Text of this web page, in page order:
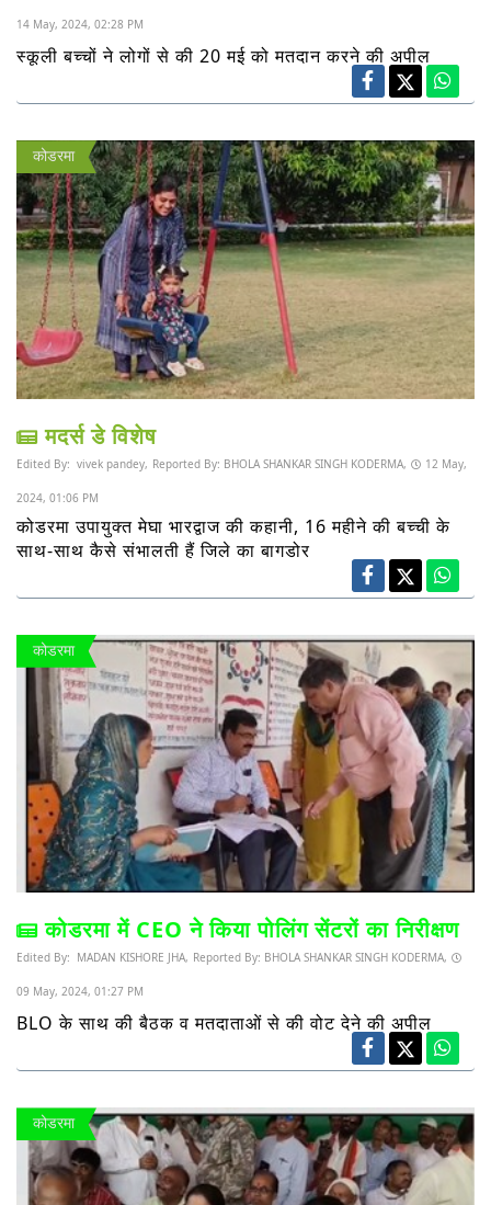
14 May, 2024, 02:28 PM
स्कूली बच्चों ने लोगों से की 20 मई को मतदान करने की अपील
कोडरमा
मदर्स डे विशेष
Edited By: vivek pandey, Reported By: BHOLA SHANKAR SINGH KODERMA, 12 May,
2024, 01:06 PM
कोडरमा उपायुक्त मेघा भारद्वाज की कहानी, 16 महीने की बच्ची के
साथ-साथ कैसे संभालती हैं जिले का बागडोर
कोडरमा
कोडरमा में CEO ने किया पोलिंग सेंटरों का निरीक्षण
Edited By: MADAN KISHORE JHA, Reported By: BHOLA SHANKAR SINGH KODERMA,
09 May, 2024, 01:27 PM
BLO के साथ की बैठक व मतदाताओं से की वोट देने की अपील
कोडरमा